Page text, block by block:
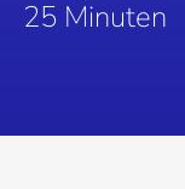
25 Minuten